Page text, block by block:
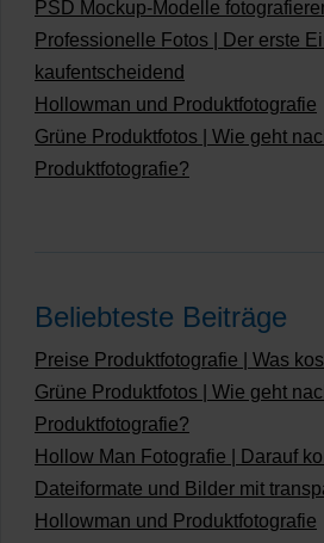
PSD Mockup-Modelle
Professionelle Fotos | Der erste
kaufentscheidend
Hollowman und Produktfotografie
Grüne Produktfotos | Wie geht
Produktfotografie?
Beliebteste Beiträge
Preise Produktfotografie | Was
Grüne Produktfotos | Wie geht
Produktfotografie?
Hollow Man Fotografie | Darauf
Dateiformate und Bilder mit
Hollowman und Produktfotografie